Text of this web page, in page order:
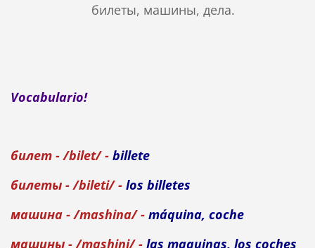
билеты, машины, дела.
Vocabulario!
билет - /bilet/ - billete
билеты - /bileti/ - los billetes
машинa - /mashina/ - máquina, coche
машины - /mashini/ - las maquinas, los coches